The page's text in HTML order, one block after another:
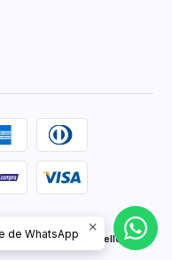
Tecnología y mas.
por Jumpseller.
de WhatsApp